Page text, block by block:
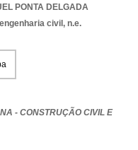
PONTA DELGADA
civil, n.e.
- CONSTRUÇÃO CIVIL E